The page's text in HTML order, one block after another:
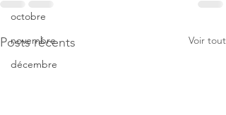
octobre
novembre
décembre
Posts récents Voir tout